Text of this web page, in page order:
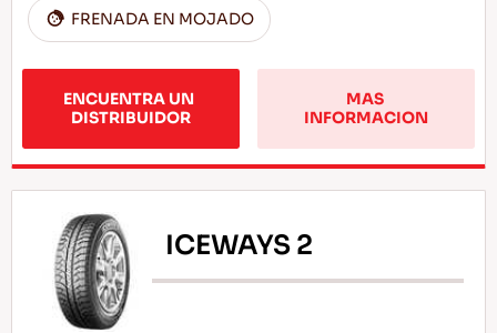
FRENADA EN MOJADO
ENCUENTRA UN
DISTRIBUIDOR
MAS
INFORMACION
ICEWAYS 2